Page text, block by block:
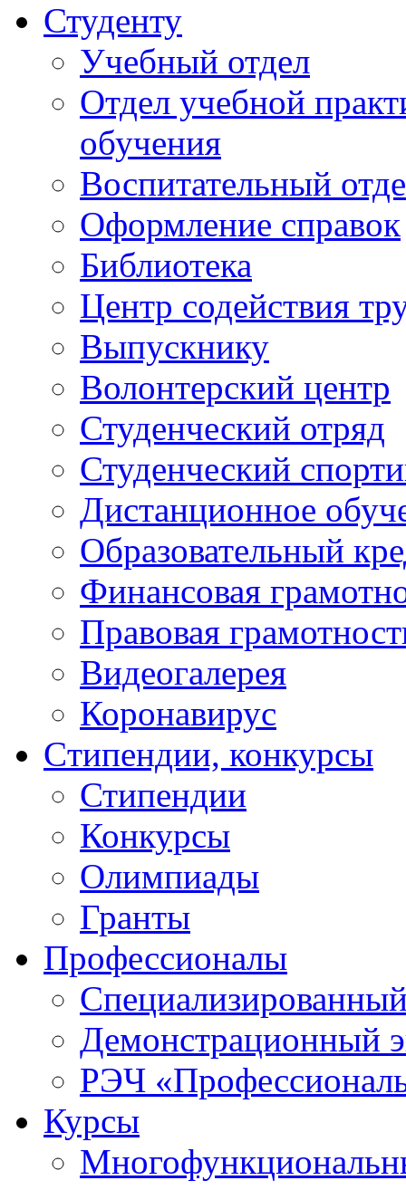
Студенту
Учебный отдел
Отдел учебной
обучения
Воспитательный
Оформление справок
Библиотека
Центр содействия
Выпускнику
Волонтерский центр
Студенческий отряд
Студенческий
Дистанционное
Образовательный
Финансовая
Правовая
Видеогалерея
Коронавирус
Cтипендии, конкурсы
Стипендии
Конкурсы
Олимпиады
Гранты
Профессионалы
Демонстрационный
РЭЧ
Курсы